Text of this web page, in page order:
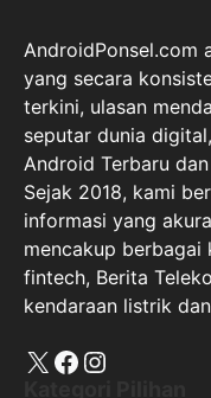
AndroidPonsel.com
yang secara
terkini, ulasan
seputar dunia
Android Terbaru
Sejak 2018, kami
informasi yang
mencakup
fintech, Berita
kendaraan listrik
X Facebook
Instagram